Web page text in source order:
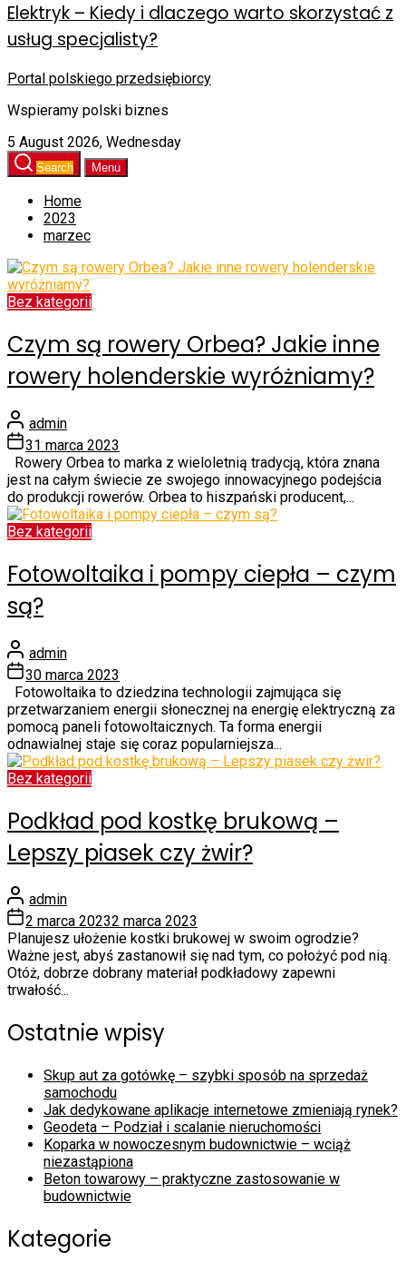
Elektryk – Kiedy i dlaczego warto skorzystać z
usług specjalisty?
Portal polskiego przedsiębiorcy
Wspieramy polski biznes
5 August 2026, Wednesday
Search Menu
Home
2023
marzec
Bez kategorii
Czym są rowery Orbea? Jakie inne
rowery holenderskie wyróżniamy?
admin
31 marca 2023
Rowery Orbea to marka z wieloletnią tradycją, która znana
jest na całym świecie ze swojego innowacyjnego podejścia
do produkcji rowerów. Orbea to hiszpański producent,...
Bez kategorii
Fotowoltaika i pompy ciepła – czym
są?
admin
30 marca 2023
Fotowoltaika to dziedzina technologii zajmująca się
przetwarzaniem energii słonecznej na energię elektryczną za
pomocą paneli fotowoltaicznych. Ta forma energii
odnawialnej staje się coraz popularniejsza...
Bez kategorii
Podkład pod kostkę brukową –
Lepszy piasek czy żwir?
admin
2 marca 20232 marca 2023
Planujesz ułożenie kostki brukowej w swoim ogrodzie?
Ważne jest, abyś zastanowił się nad tym, co położyć pod nią.
Otóż, dobrze dobrany materiał podkładowy zapewni
trwałość...
Ostatnie wpisy
Skup aut za gotówkę – szybki sposób na sprzedaż
samochodu
Jak dedykowane aplikacje internetowe zmieniają rynek?
Geodeta – Podział i scalanie nieruchomości
Koparka w nowoczesnym budownictwie – wciąż
niezastąpiona
Beton towarowy – praktyczne zastosowanie w
budownictwie
Kategorie